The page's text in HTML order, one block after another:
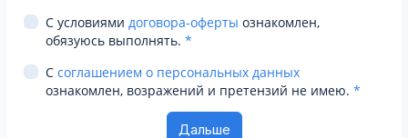
С условиями договора-оферты ознакомлен,
обязуюсь выполнять. *
С соглашением о персональных данных
ознакомлен, возражений и претензий не имею. *